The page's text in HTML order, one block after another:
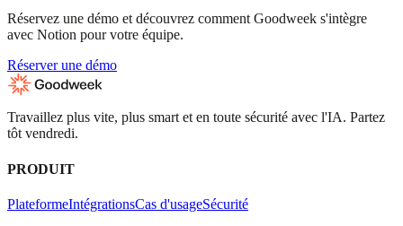
Réservez une démo et découvrez comment Goodweek s'intègre
avec Notion pour votre équipe.
Réserver une démo
Travaillez plus vite, plus smart et en toute sécurité avec l'IA. Partez
tôt vendredi.
PRODUIT
PlateformeIntégrationsCas d'usageSécurité